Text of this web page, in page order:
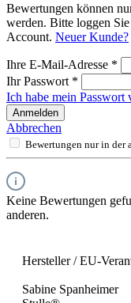
Bewertungen können
werden. Bitte loggen
Account. Neuer Kunde?
Ihre E-Mail-Adresse *
Ihr Passwort *
Ich habe mein Passwort
Anmelden
Abbrechen
Bewertungen nur in der
Keine Bewertungen
anderen.
Hersteller / EU-
Sabine Spanheimer